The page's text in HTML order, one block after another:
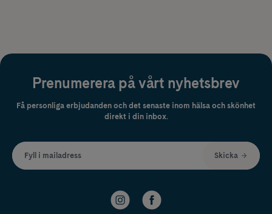
Prenumerera på vårt nyhetsbrev
Få personliga erbjudanden och det senaste inom hälsa och skönhet
direkt i din inbox.
Fyll i mailadress Skicka